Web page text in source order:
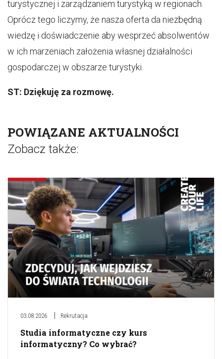
turystycznej i zarządzaniem turystyką w regionach.
Oprócz tego liczymy, że nasza oferta da niezbędną
wiedzę i doświadczenie aby wesprzeć absolwentów
w ich marzeniach założenia własnej działalności
gospodarczej w obszarze turystyki.
ST: Dziękuję za rozmowę.
POWIĄZANE AKTUALNOŚCI
Zobacz także:
03.08.2026 Rekrutacja
Studia informatyczne czy kurs
informatyczny? Co wybrać?